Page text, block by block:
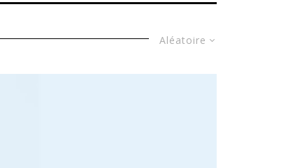
Aléatoire